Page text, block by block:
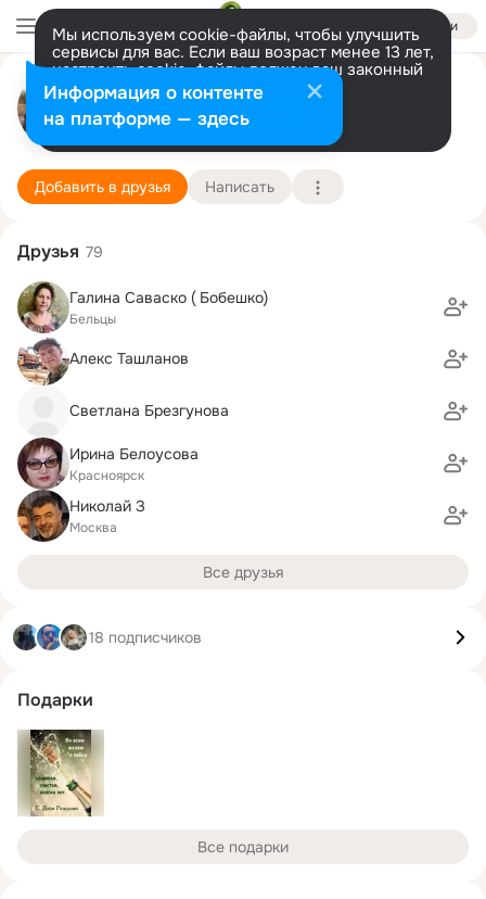
Войти
Мы используем cookie-файлы, чтобы улучшить
сервисы для вас. Если ваш возраст менее 13 лет,
настроить cookie-файлы должен ваш законный
представитель. Больше информации
Разрешить все Настроить
Александр Комогорцев
Москва 14 июля
Подробнее
Добавить в друзья Написать
Друзья 79
Галина Саваско ( Бобешко)
Бельцы
Алекс Ташланов
Светлана Брезгунова
Ирина Белоусова
Красноярск
Николай З
Москва
Все друзья
18 подписчиков
Подарки
Все подарки
Информация о контенте
на платформе — здесь